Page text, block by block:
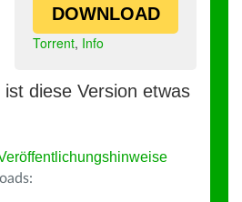
DOWNLOAD
Torrent, Info
diese Version etwas